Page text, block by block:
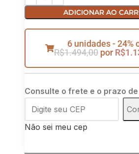
ADICIONAR AO
6 unidades - 24%
R$1.494,00 por R$
Consulte o frete e o prazo
Não sei meu cep